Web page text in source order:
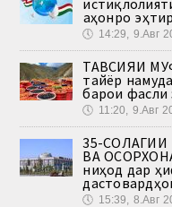
ҷаҳонро
🕔 14:29, 9.Авг
ТАВСИЯИ
тайёр
барои фасли
🕔 11:20, 9.Авг
35-
ВА
ниҳод дар
🕔 15:39, 8.Авг